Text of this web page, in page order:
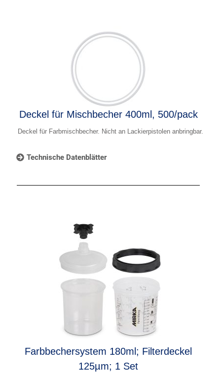
Deckel für Mischbecher 400ml, 500/pack
Deckel für Farbmischbecher. Nicht an Lackierpistolen anbringbar.
Technische Datenblätter
Farbbechersystem 180ml; Filterdeckel
125µm; 1 Set